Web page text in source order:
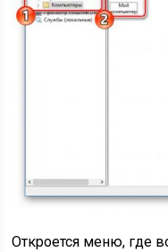
Откроется меню, где